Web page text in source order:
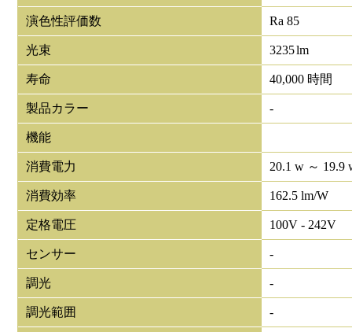
演色性評価数 Ra 85
光束 3235lm
寿命 40,000 時間
製品カラー -
機能
消費電力 20.1 w ～ 19.9
消費効率 162.5 lm/W
定格電圧 100V - 242V
センサー -
調光 -
調光範囲 -